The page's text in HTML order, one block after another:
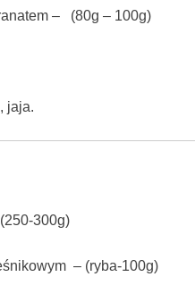
– (80g – 100g)
jaja.
300g)
– (ryba-100g)